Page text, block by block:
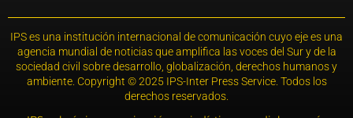
IPS es una institución internacional de comunicación cuyo eje es una
agencia mundial de noticias que amplifica las voces del Sur y de la
sociedad civil sobre desarrollo, globalización, derechos humanos y
ambiente. Copyright © 2025 IPS-Inter Press Service. Todos los
derechos reservados.